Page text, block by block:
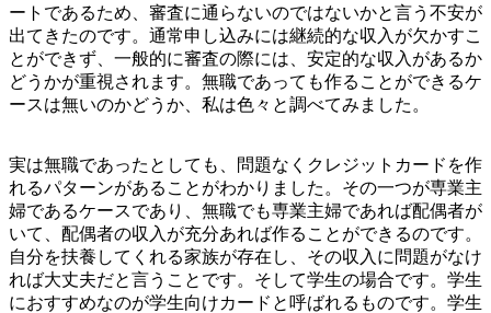
ートであるため、審査に通らないのではないかと言う不安が
出てきたのです。通常申し込みには継続的な収入が欠かすこ
とができず、一般的に審査の際には、安定的な収入があるか
どうかが重視されます。無職であっても作ることができるケ
ースは無いのかどうか、私は色々と調べてみました。
実は無職であったとしても、問題なくクレジットカードを作
れるパターンがあることがわかりました。 その一つが専業主
婦であるケースであり、無職でも専業主婦であれば配偶者が
いて、配偶者の収入が充分あれば作ることができるのです。
自分を扶養してくれる家族が存在し、その収入に問題がなけ
れば大丈夫だと言うことです。そして学生の場合です。学生
におすすめなのが学生向けカードと呼ばれるものです。学生